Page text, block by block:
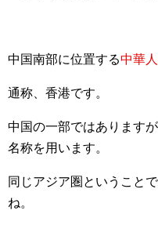
中国南部に位置する中華
通称、香港です。
中国の一部ではあります
名称を用います。
同じアジア圏ということ
ね。